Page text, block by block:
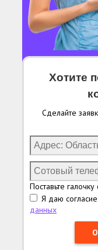
Хотите
Сделайте
Поставьте галочку
Я даю
данных